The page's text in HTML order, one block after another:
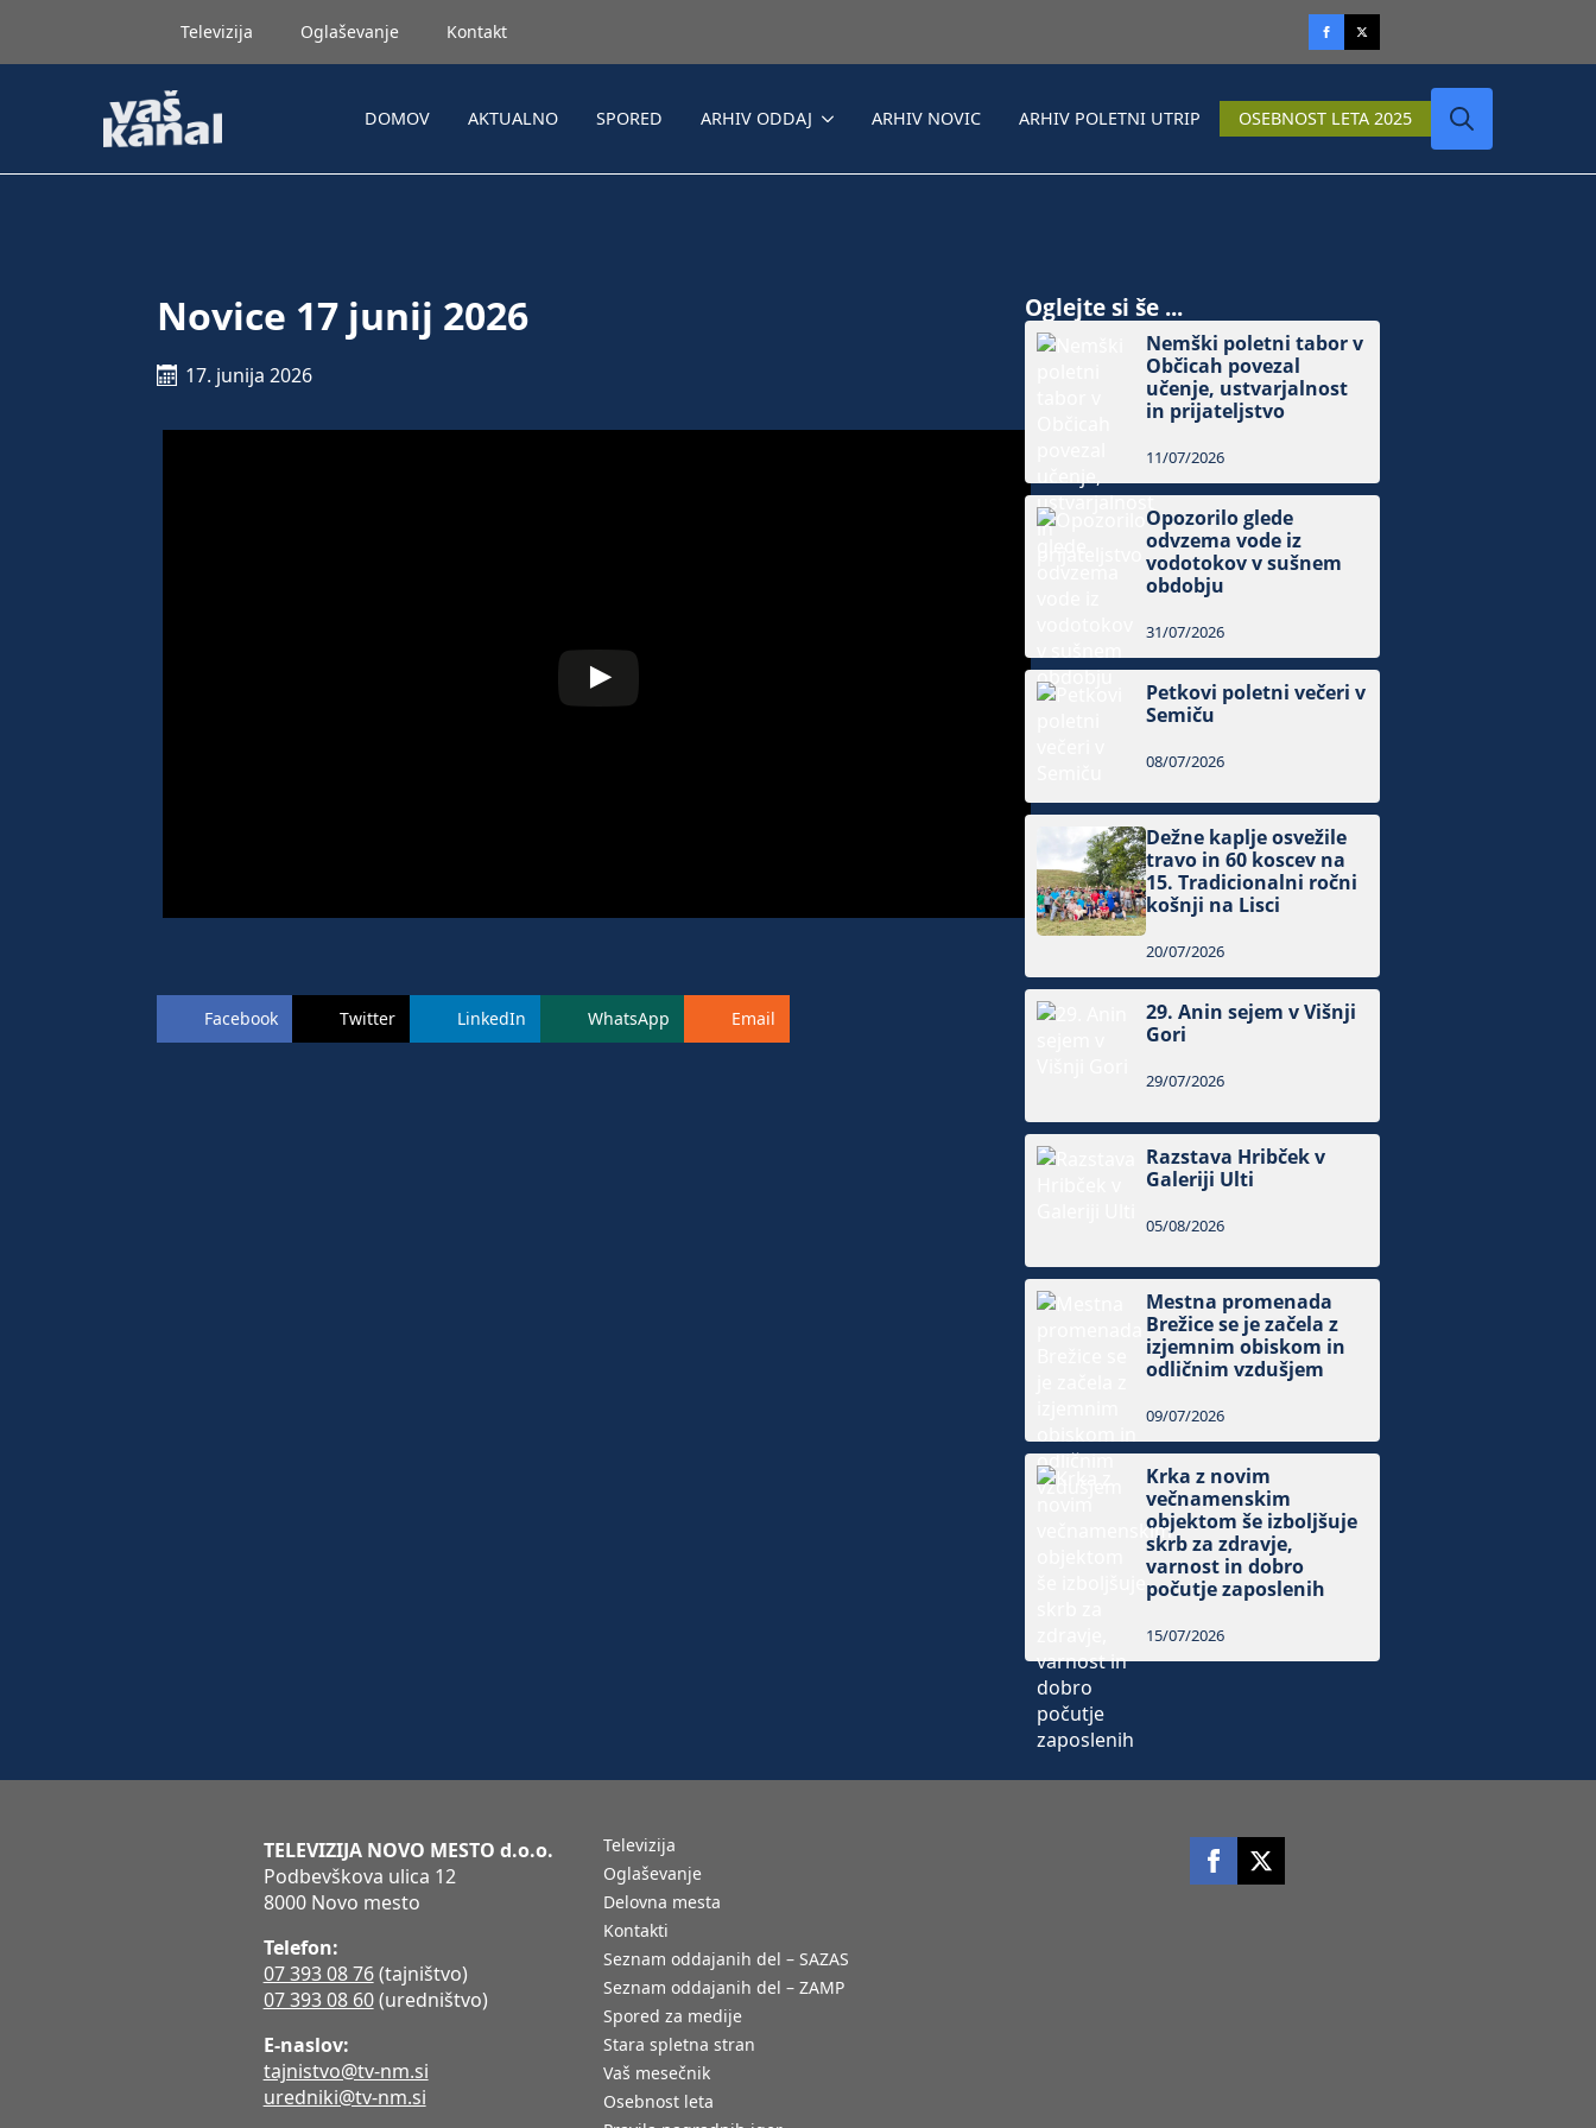
Televizija Oglaševanje Kontakt
DOMOV AKTUALNO SPORED ARHIV ODDAJ ARHIV NOVIC ARHIV POLETNI UTRIP OSEBNOST LETA 2025
Novice 17 junij 2026
17. junija 2026
Facebook Twitter LinkedIn WhatsApp Email
Oglejte si še ...
Nemški poletni tabor v
Občicah povezal
učenje, ustvarjalnost
in prijateljstvo
11/07/2026
Opozorilo glede
odvzema vode iz
vodotokov v sušnem
obdobju
31/07/2026
Petkovi poletni večeri v
Semiču
08/07/2026
Dežne kaplje osvežile
travo in 60 koscev na
15. Tradicionalni ročni
košnji na Lisci
20/07/2026
29. Anin sejem v Višnji
Gori
29/07/2026
Razstava Hribček v
Galeriji Ulti
05/08/2026
Mestna promenada
Brežice se je začela z
izjemnim obiskom in
odličnim vzdušjem
09/07/2026
Krka z novim
večnamenskim
objektom še izboljšuje
skrb za zdravje,
varnost in dobro
počutje zaposlenih
15/07/2026
TELEVIZIJA NOVO MESTO d.o.o.
Podbevškova ulica 12
8000 Novo mesto
Telefon:
07 393 08 76(tajništvo)
07 393 08 60(uredništvo)
E-naslov:
tajnistvo@tv-nm.si
uredniki@tv-nm.si
Televizija
Oglaševanje
Delovna mesta
Kontakti
Seznam oddajanih del – SAZAS
Seznam oddajanih del – ZAMP
Spored za medije
Stara spletna stran
Vaš mesečnik
Osebnost leta